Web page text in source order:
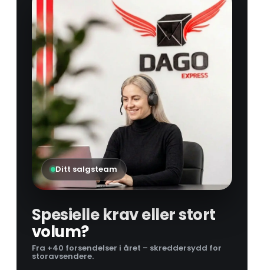
Spesielle krav eller stort
volum?
Fra +40 forsendelser i året – skreddersydd for
storavsendere.
Ditt salgsteam